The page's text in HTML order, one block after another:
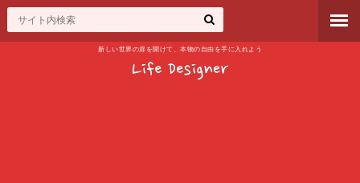
新しい世界の扉を開けて、本物の自由を手に入れよう